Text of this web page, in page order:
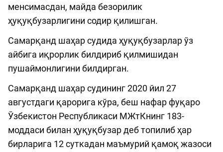
менсимасдан, майда безорилик
ҳуқуқбузарлигини содир қилишган.
Самарқанд шаҳар судида ҳуқуқбузарлар ўз
айбига иқрорлик билдириб қилмишидан
пушаймонлигини билдирган.
Самарқанд шаҳар судининг 2020 йил 27
августдаги қарорига кўра, беш нафар фуқаро
Ўзбекистон Республикаси МЖтКнинг 183-
моддаси билан ҳуқуқбузар деб топилиб ҳар
бирларига 12 суткадан маъмурий қамоқ жазоси